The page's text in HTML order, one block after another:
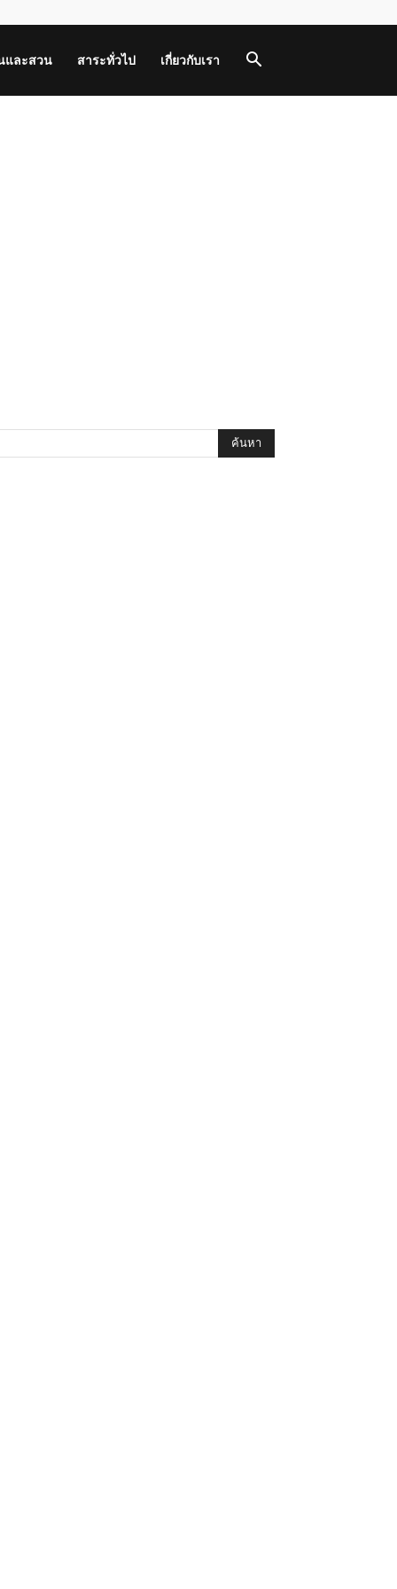
และสวน สาระทั่วไป เกี่ยวกับเรา